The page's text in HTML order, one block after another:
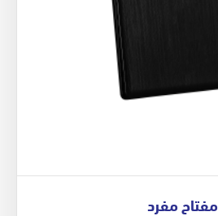
مفتاح مفرد